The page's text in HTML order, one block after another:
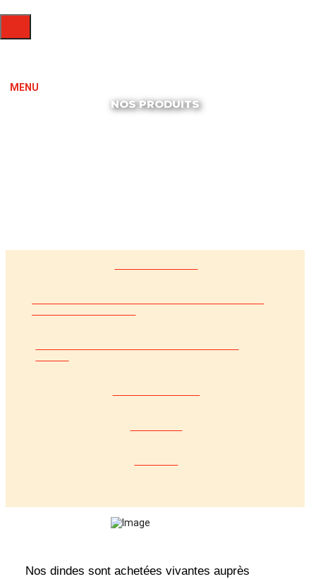
NOS PRODUITS
Nos dindes sont achetées vivantes auprès
MENU